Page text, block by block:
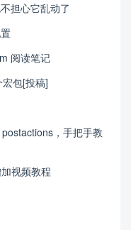
担心它乱动了
阅读笔记
包[投稿]
，手把手教
视频教程